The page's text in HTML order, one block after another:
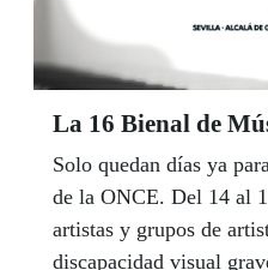
La 16 Bienal de
Solo quedan días ya
de la ONCE. Del 14 al
artistas y grupos de
discapacidad visual